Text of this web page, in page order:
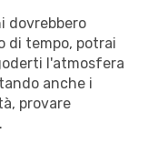
dovrebbero
di tempo, potrai
l'atmosfera
anche i
provare